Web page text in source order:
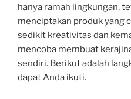
hanya ramah lingkungan,
menciptakan produk yang
sedikit kreativitas dan
mencoba membuat
sendiri. Berikut adalah
dapat Anda ikuti.